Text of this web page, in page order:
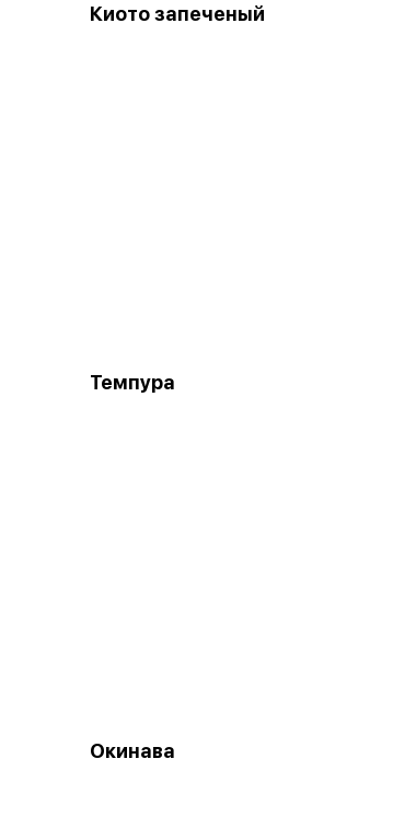
Киото запеченый
Темпура
Окинава